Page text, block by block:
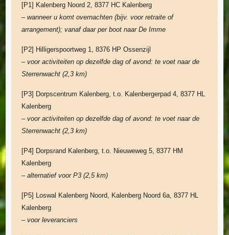
[P1] Kalenberg Noord 2, 8377 HC Kalenberg
– wanneer u komt overnachten (bijv. voor retraite of
arrangement); vanaf daar per boot naar De Imme
[P2] Hilligerspoortweg 1, 8376 HP Ossenzijl
– voor activiteiten op dezelfde dag of avond: te voet naar de
Sterrenwacht (2,3 km)
[P3] Dorpscentrum Kalenberg, t.o. Kalenbergerpad 4, 8377 HL
Kalenberg
– voor activiteiten op dezelfde dag of avond: te voet naar de
Sterrenwacht (2,3 km)
[P4] Dorpsrand Kalenberg, t.o. Nieuweweg 5, 8377 HM
Kalenberg
– alternatief voor P3 (2,5 km)
[P5] Loswal Kalenberg Noord, Kalenberg Noord 6a, 8377 HL
Kalenberg
– voor leveranciers